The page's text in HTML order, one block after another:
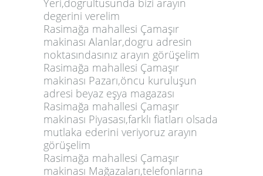
degerini verelim
Rasimağa mahallesi Çamaşır
makinası Alanlar,dogru adresin
noktasındasınız arayın görüşelim
Rasimağa mahallesi Çamaşır
makinası Pazarı,öncu kuruluşun
adresi beyaz eşya magazası
Rasimağa mahallesi Çamaşır
makinası Piyasası,farklı fiatları olsada
mutlaka ederini veriyoruz arayın
görüşelim
Rasimağa mahallesi Çamaşır
makinası Mağazaları,telefonlarına